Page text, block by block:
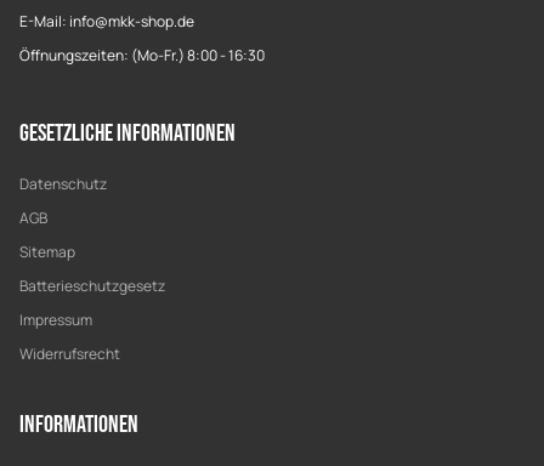
E-Mail: info@mkk-shop.de
Öffnungszeiten: (Mo-Fr.) 8:00 - 16:30
Gesetzliche Informationen
Datenschutz
AGB
Sitemap
Batterieschutzgesetz
Impressum
Widerrufsrecht
Informationen